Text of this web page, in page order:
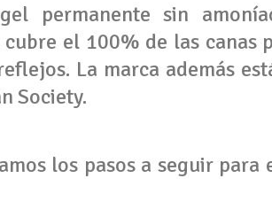
permanente sin
el 100% de las canas
La marca además
Society.
los pasos a seguir